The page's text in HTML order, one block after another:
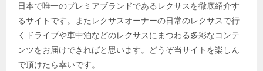
日本で唯一のプレミアブランドであるレクサスを徹底紹介す
るサイトです。またレクサスオーナーの日常のレクサスで行
くドライブや車中泊などのレクサスにまつわる多彩なコンテ
ンツをお届けできればと思います。どうぞ当サイトを楽しん
で頂けたら幸いです。